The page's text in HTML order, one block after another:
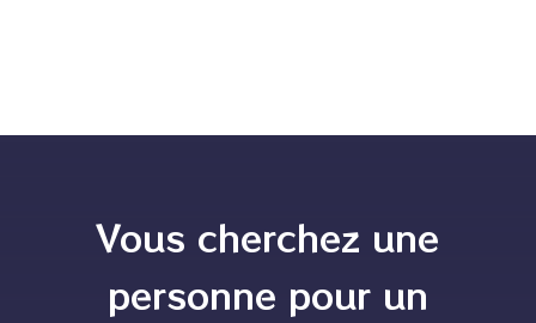
Vous cherchez une
personne pour un